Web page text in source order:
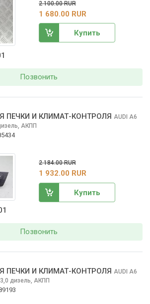
2 100.00 RUR
1 680.00 RUR
Купить
Позвонить
ПЕЧКИ И КЛИМАТ-КОНТРОЛЯ AUDI A6
АКПП
2 184.00 RUR
1 932.00 RUR
Купить
Позвонить
ПЕЧКИ И КЛИМАТ-КОНТРОЛЯ AUDI A6
дизель, АКПП